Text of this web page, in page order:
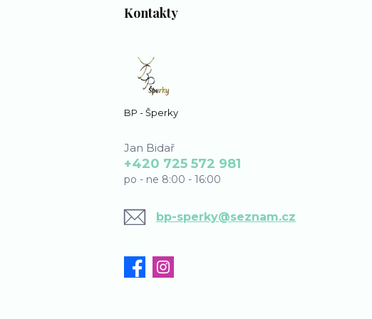
Kontakty
BP - Šperky
Jan Bidař
+420 725 572 981
po - ne 8:00 - 16:00
bp-sperky@seznam.cz